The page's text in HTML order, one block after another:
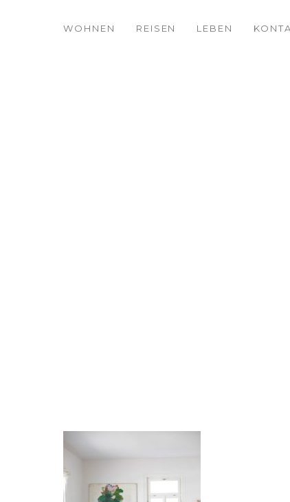
WOHNEN REISEN LEBEN